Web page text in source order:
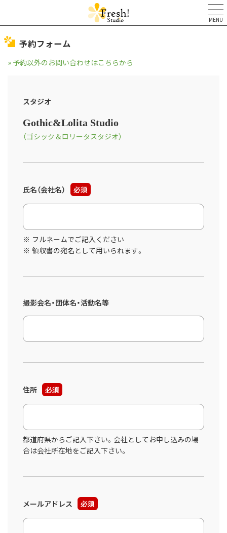
MENU
予約フォーム
» 予約以外のお問い合わせはこちらから
スタジオ
Gothic&Lolita Studio
（ゴシック＆ロリータスタジオ）
氏名（会社名） 必須
フルネームでご記入ください
領収書の宛名として用いられます。
撮影会名・団体名・活動名等
住所 必須
都道府県からご記入下さい。会社としてお申し込みの場
合は会社所在地をご記入下さい。
メールアドレス 必須